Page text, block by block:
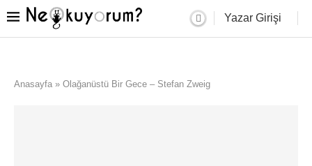
Yazar Girişi
Anasayfa » Olağanüstü Bir Gece – Stefan Zweig